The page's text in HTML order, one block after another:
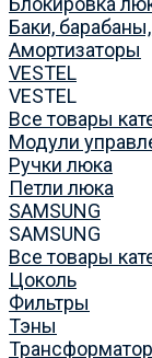
Баки,
Амортизаторы
VESTEL
VESTEL
Все товары
Модули
Ручки люка
Петли люка
SAMSUNG
SAMSUNG
Все товары
Цоколь
Фильтры
Тэны